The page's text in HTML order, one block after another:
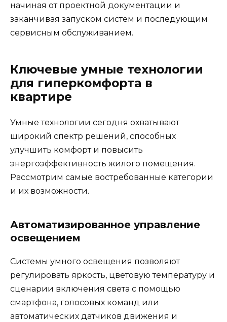
начиная от проектной документации и
заканчивая запуском систем и последующим
сервисным обслуживанием.
Ключевые умные технологии
для гиперкомфорта в
квартире
Умные технологии сегодня охватывают
широкий спектр решений, способных
улучшить комфорт и повысить
энергоэффективность жилого помещения.
Рассмотрим самые востребованные категории
и их возможности.
Автоматизированное управление
освещением
Системы умного освещения позволяют
регулировать яркость, цветовую температуру и
сценарии включения света с помощью
смартфона, голосовых команд или
автоматических датчиков движения и